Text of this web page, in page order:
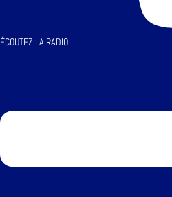
ÉCOUTEZ LA RADIO